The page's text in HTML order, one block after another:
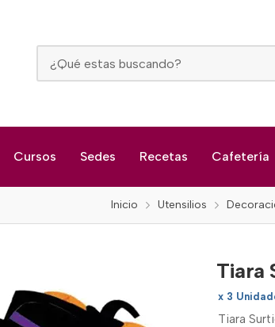
Cursos Sedes Recetas Cafetería
Inicio Utensilios
Tiara
x 3
Tiara